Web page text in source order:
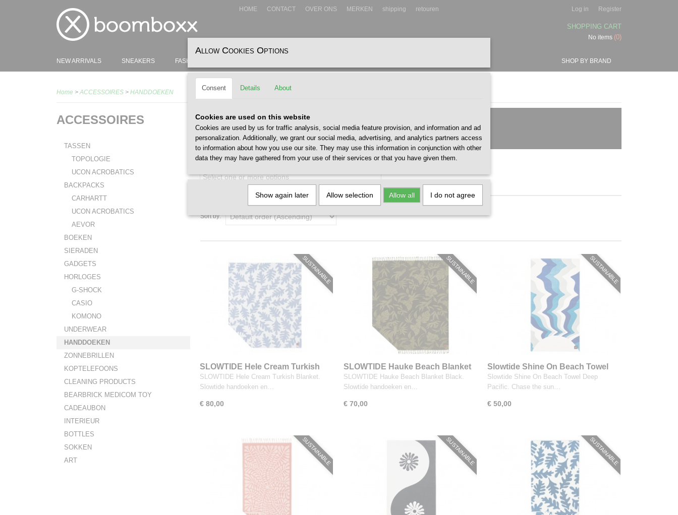
HOME CONTACT OVER ONS MERKEN shipping retouren Log in Register
SHOPPING CART
No items (0)
SHOP BY BRAND
NEW ARRIVALS SNEAKERS FASHION
Home >ACCESSOIRES > HANDDOEKEN
ACCESSOIRES
TASSEN
TOPOLOGIE
UCON ACROBATICS
BACKPACKS
CARHARTT
UCON ACROBATICS
AEVOR
BOEKEN
SIERADEN
GADGETS
HORLOGES
G-SHOCK
CASIO
KOMONO
UNDERWEAR
HANDDOEKEN
ZONNEBRILLEN
KOPTELEFOONS
CLEANING PRODUCTS
BEARBRICK MEDICOM TOY
CADEAUBON
INTERIEUR
BOTTLES
SOKKEN
ART
GENDER
Select one or more options
Sort by:
SUSTAINABLE
SLOWTIDE Hele Cream Turkish
Blanket
SLOWTIDE Hele Cream Turkish Blanket.
Slowtide handoeken en…
€ 80,00
SUSTAINABLE
SLOWTIDE Hauke Beach Blanket
Black
SLOWTIDE Hauke Beach Blanket Black.
Slowtide handoeken en…
€ 70,00
SUSTAINABLE
Slowtide Shine On Beach Towel
Deep Pacific
Slowtide Shine On Beach Towel Deep
Pacific. Chase the sun…
€ 50,00
SUSTAINABLE SUSTAINABLE SUSTAINABLE
Allow Cookies Options
Consent Details About
Cookies are used on this website
Cookies are used by us for traffic analysis, social media feature provision, and information and ad
personalization. Additionally, we grant our social media, advertising, and analytics partners access
to information about how you use our site. They may use this information in conjunction with other
data they may have gathered from your use of their services or that you have given them.
Show again later Allow selection Allow all I do not agree